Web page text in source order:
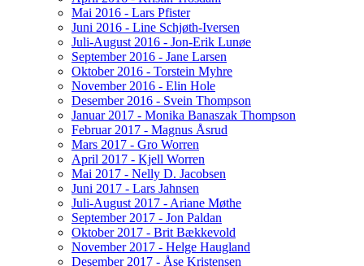
Mai 2016 - Lars Pfister
Juni 2016 - Line Schjøth-Iversen
Juli-August 2016 - Jon-Erik Lunøe
September 2016 - Jane Larsen
Oktober 2016 - Torstein Myhre
November 2016 - Elin Hole
Desember 2016 - Svein Thompson
Januar 2017 - Monika Banaszak Thompson
Februar 2017 - Magnus Åsrud
Mars 2017 - Gro Worren
April 2017 - Kjell Worren
Mai 2017 - Nelly D. Jacobsen
Juni 2017 - Lars Jahnsen
Juli-August 2017 - Ariane Møthe
September 2017 - Jon Paldan
Oktober 2017 - Brit Bækkevold
November 2017 - Helge Haugland
Desember 2017 - Åse Kristensen